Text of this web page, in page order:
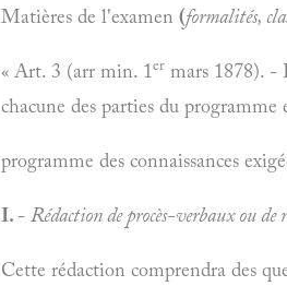
Matières de l'examen (formalités,
« Art. 3 (arr min. 1er mars 1878). -
chacune des parties du
programme des connaissances
I. - Rédaction de procès-verbaux ou de
Cette rédaction comprendra des